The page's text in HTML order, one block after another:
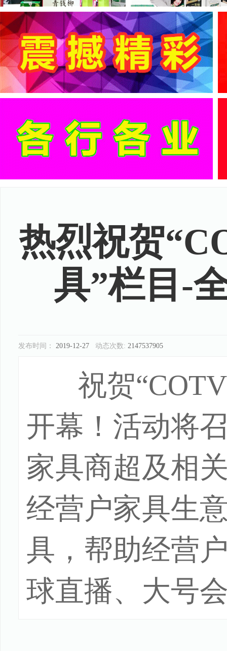
热烈祝贺
具”栏目-
发布时间： 2019-12-27 动态次数: 2147537905
祝贺
开幕！活动将
家具商超及相
经营户家具生
具，帮助经营
球直播、大号